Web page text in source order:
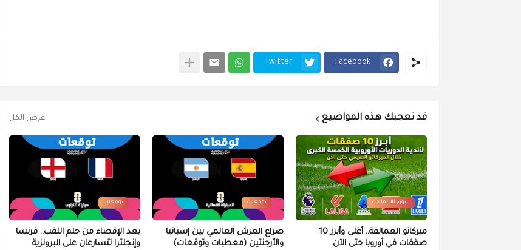
Facebook
Twitter
قد تعجبك هذه المواضيع عرض الكل
سوق الانتقالات
ميركاتو العمالقة.. أغلى وأبرز 10
صفقات في أوروبا حتى الآن
توقعات
صراع العرش العالمي بين إسبانيا
والأرجنتين (معطيات وتوقعات)
توقعات
بعد الإقصاء من حلم اللقب.. فرنسا
وإنجلترا تتسارعان على البرونزية